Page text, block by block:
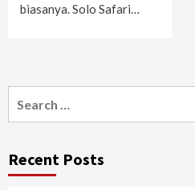
biasanya. Solo Safari…
for:
Recent Posts